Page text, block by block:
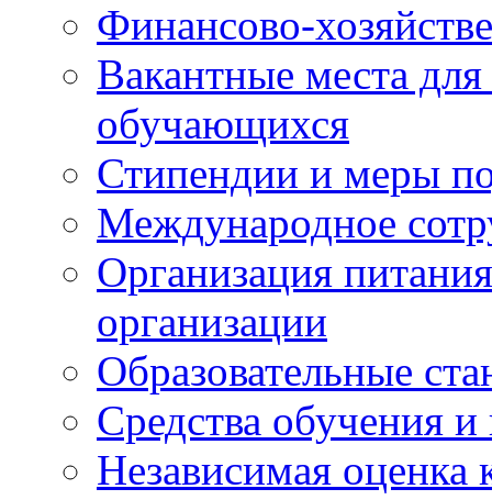
Финансово-
Вакантные места
обучающихся
Стипендии и меры
Международное
Организация
организации
Образовательные
Средства обучения и
Независимая оценка